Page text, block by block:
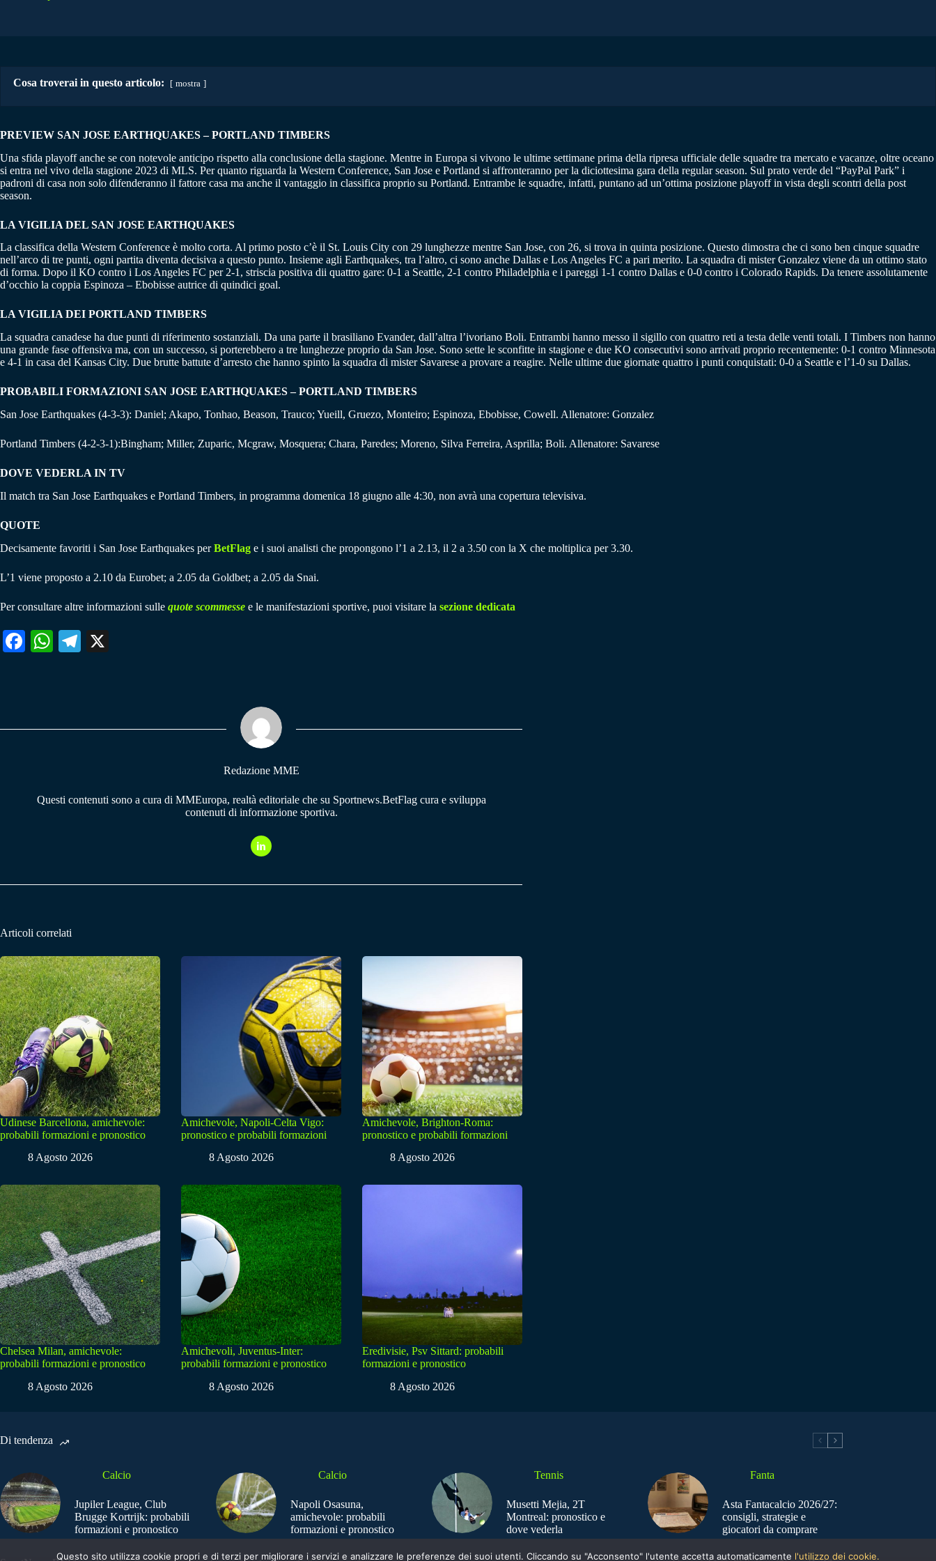
Cosa troverai in questo articolo: mostra
PREVIEW SAN JOSE EARTHQUAKES – PORTLAND TIMBERS
Una sfida playoff anche se con notevole anticipo rispetto alla conclusione della stagione. Mentre in Europa si vivono le ultime settimane prima della ripresa ufficiale delle squadre tra mercato e vacanze, oltre oceano
si entra nel vivo della stagione 2023 di MLS. Per quanto riguarda la Western Conference, San Jose e Portland si affronteranno per la diciottesima gara della regular season. Sul prato verde del “PayPal Park” i
padroni di casa non solo difenderanno il fattore casa ma anche il vantaggio in classifica proprio su Portland. Entrambe le squadre, infatti, puntano ad un’ottima posizione playoff in vista degli scontri della post
season.
LA VIGILIA DEL SAN JOSE EARTHQUAKES
La classifica della Western Conference è molto corta. Al primo posto c’è il St. Louis City con 29 lunghezze mentre San Jose, con 26, si trova in quinta posizione. Questo dimostra che ci sono ben cinque squadre
nell’arco di tre punti, ogni partita diventa decisiva a questo punto. Insieme agli Earthquakes, tra l’altro, ci sono anche Dallas e Los Angeles FC a pari merito. La squadra di mister Gonzalez viene da un ottimo stato
di forma. Dopo il KO contro i Los Angeles FC per 2-1, striscia positiva dii quattro gare: 0-1 a Seattle, 2-1 contro Philadelphia e i pareggi 1-1 contro Dallas e 0-0 contro i Colorado Rapids. Da tenere assolutamente
d’occhio la coppia Espinoza – Ebobisse autrice di quindici goal.
LA VIGILIA DEI PORTLAND TIMBERS
La squadra canadese ha due punti di riferimento sostanziali. Da una parte il brasiliano Evander, dall’altra l’ivoriano Boli. Entrambi hanno messo il sigillo con quattro reti a testa delle venti totali. I Timbers non hanno
una grande fase offensiva ma, con un successo, si porterebbero a tre lunghezze proprio da San Jose. Sono sette le sconfitte in stagione e due KO consecutivi sono arrivati proprio recentemente: 0-1 contro Minnesota
e 4-1 in casa del Kansas City. Due brutte battute d’arresto che hanno spinto la squadra di mister Savarese a provare a reagire. Nelle ultime due giornate quattro i punti conquistati: 0-0 a Seattle e l’1-0 su Dallas.
PROBABILI FORMAZIONI SAN JOSE EARTHQUAKES – PORTLAND TIMBERS
San Jose Earthquakes (4-3-3): Daniel; Akapo, Tonhao, Beason, Trauco; Yueill, Gruezo, Monteiro; Espinoza, Ebobisse, Cowell. Allenatore: Gonzalez
Portland Timbers (4-2-3-1):Bingham; Miller, Zuparic, Mcgraw, Mosquera; Chara, Paredes; Moreno, Silva Ferreira, Asprilla; Boli. Allenatore: Savarese
DOVE VEDERLA IN TV
Il match tra San Jose Earthquakes e Portland Timbers, in programma domenica 18 giugno alle 4:30, non avrà una copertura televisiva.
QUOTE
Decisamente favoriti i San Jose Earthquakes perBetFlag e i suoi analisti che propongono l’1 a 2.13, il 2 a 3.50 con la X che moltiplica per 3.30.
L’1 viene proposto a 2.10 da Eurobet; a 2.05 da Goldbet; a 2.05 da Snai.
Per consultare altre informazioni sulle quote scommesse e le manifestazioni sportive, puoi visitare la sezione dedicata
Fa W
pp
Te
m
Redazione MME
Questi contenuti sono a cura di MMEuropa, realtà editoriale che su Sportnews.BetFlag cura e sviluppa
contenuti di informazione sportiva.
Articoli correlati
Udinese Barcellona, amichevole:
probabili formazioni e pronostico
8 Agosto 2026
Amichevole, Napoli-Celta Vigo:
pronostico e probabili formazioni
8 Agosto 2026
Amichevole, Brighton-Roma:
pronostico e probabili formazioni
8 Agosto 2026
Chelsea Milan, amichevole:
probabili formazioni e pronostico
8 Agosto 2026
Amichevoli, Juventus-Inter:
probabili formazioni e pronostico
8 Agosto 2026
Eredivisie, Psv Sittard: probabili
formazioni e pronostico
8 Agosto 2026
Di tendenza
Calcio
Jupiler League, Club
Brugge Kortrijk: probabili
formazioni e pronostico
Calcio
Napoli Osasuna,
amichevole: probabili
formazioni e pronostico
Tennis
Musetti Mejia, 2T
Montreal: pronostico e
dove vederla
Fanta
Asta Fantacalcio 2026/27:
consigli, strategie e
giocatori da comprare
Questo sito utilizza cookie propri e di terzi per migliorare i servizi e analizzare le preferenze dei suoi utenti. Cliccando su "Acconsento" l'utente accetta automaticamente l'utilizzo dei cookie.